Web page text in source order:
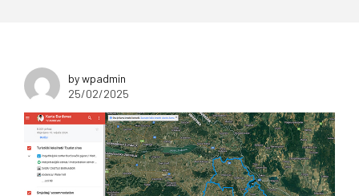
by wpadmin
25/02/2025